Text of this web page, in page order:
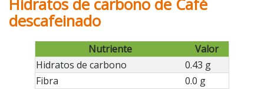
Hidratos de carbono de Café
descafeinado
Nutriente
Valor
Hidratos de carbono
0.43 g
Fibra
0.0 g